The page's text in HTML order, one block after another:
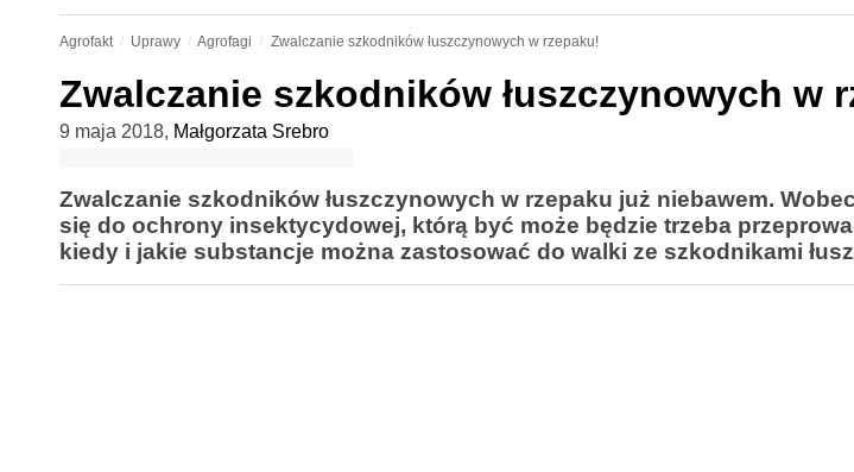
Agrofakt Uprawy Agrofagi Zwalczanie szkodników łuszczynowych w rzepaku!
Zwalczanie szkodników łuszczynowych w
9 maja 2018, Małgorzata Srebro
Zwalczanie szkodników łuszczynowych w rzepaku już niebawem.
się do ochrony insektycydowej, którą być może będzie trzeba
kiedy i jakie substancje można zastosować do walki ze szkodnikami